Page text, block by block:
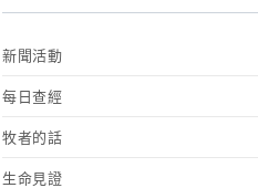
新聞活動
每日查經
牧者的話
生命見證